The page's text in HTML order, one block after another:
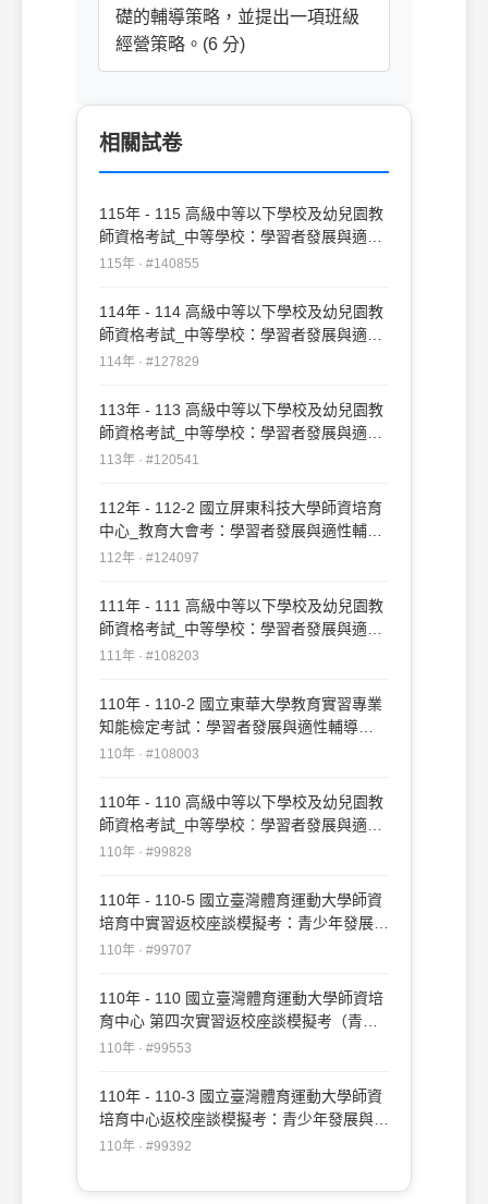
礎的輔導策略，並提出一項班級
經營策略。(6 分)
相關試卷
115年 - 115 高級中等以下學校及幼兒園教
師資格考試_中等學校：學習者發展與適性
輔導#140855
115年 · #140855
114年 - 114 高級中等以下學校及幼兒園教
師資格考試_中等學校：學習者發展與適性
輔導#127829
114年 · #127829
113年 - 113 高級中等以下學校及幼兒園教
師資格考試_中等學校：學習者發展與適性
輔導#120541
113年 · #120541
112年 - 112-2 國立屏東科技大學師資培育
中心_教育大會考：學習者發展與適性輔導
#124097
112年 · #124097
111年 - 111 高級中等以下學校及幼兒園教
師資格考試_中等學校：學習者發展與適性
輔導#108203
111年 · #108203
110年 - 110-2 國立東華大學教育實習專業
知能檢定考試：學習者發展與適性輔導
#108003
110年 · #108003
110年 - 110 高級中等以下學校及幼兒園教
師資格考試_中等學校︰學習者發展與適性
輔導#99828
110年 · #99828
110年 - 110-5 國立臺灣體育運動大學師資
培育中實習返校座談模擬考：青少年發展與
輔導#99707
110年 · #99707
110年 - 110 國立臺灣體育運動大學師資培
育中心 第四次實習返校座談模擬考（青少
年發展與輔導）#99553
110年 · #99553
110年 - 110-3 國立臺灣體育運動大學師資
培育中心返校座談模擬考：青少年發展與輔
導#99392
110年 · #99392